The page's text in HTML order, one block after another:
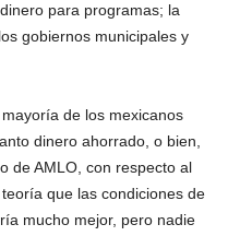
para programas; la
gobiernos municipales y
de los mexicanos
dinero ahorrado, o bien,
de AMLO, con respecto al
que las condiciones de
mucho mejor, pero nadie